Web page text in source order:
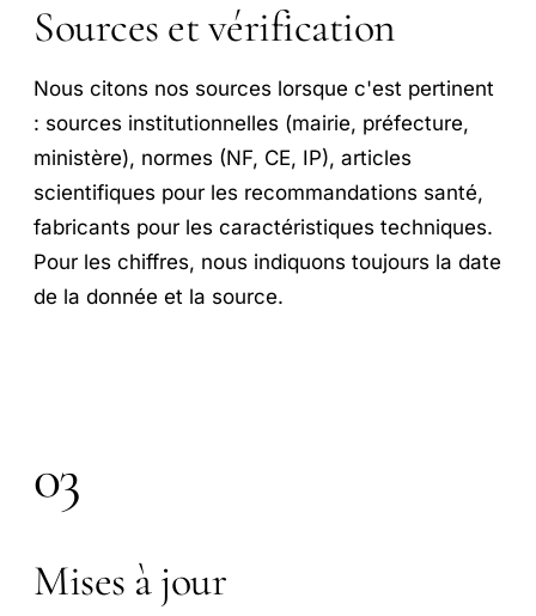
Sources et vérification
Nous citons nos sources lorsque c'est pertinent
: sources institutionnelles (mairie, préfecture,
ministère), normes (NF, CE, IP), articles
scientifiques pour les recommandations santé,
fabricants pour les caractéristiques techniques.
Pour les chiffres, nous indiquons toujours la date
de la donnée et la source.
03
Mises à jour